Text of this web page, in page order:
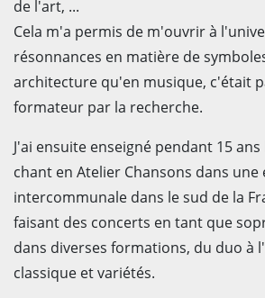
de l'art, ...
Cela m'a permis de m'ouvrir à
résonnances en matière de
architecture qu'en musique, c'était
formateur par la recherche.
J'ai ensuite enseigné pendant 15
chant en Atelier Chansons dans
intercommunale dans le sud de la
faisant des concerts en tant que
dans diverses formations, du duo à
classique et variétés.